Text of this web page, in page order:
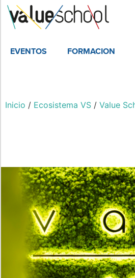
EVENTOS FORMACION
Inicio / Ecosistema VS / Value